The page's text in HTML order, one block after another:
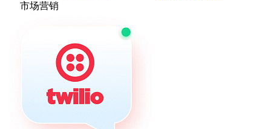
市场营销